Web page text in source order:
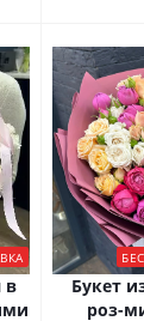
в
Букет
роз-